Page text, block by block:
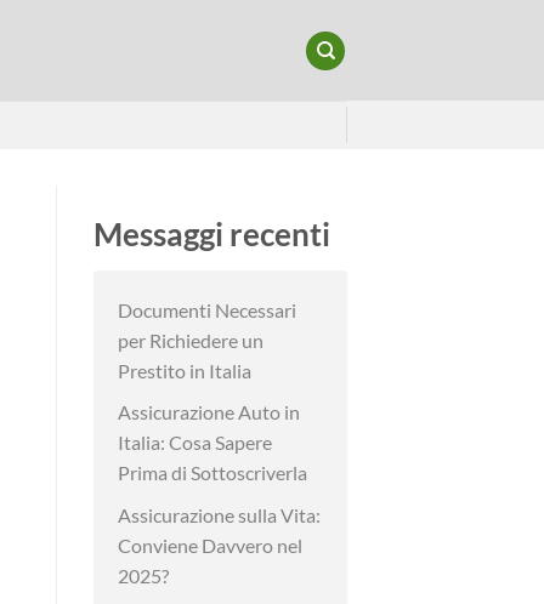
Messaggi recenti
Documenti Necessari
per Richiedere un
Prestito in Italia
Assicurazione Auto in
Italia: Cosa Sapere
Prima di Sottoscriverla
Assicurazione sulla Vita:
Conviene Davvero nel
2025?